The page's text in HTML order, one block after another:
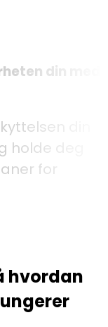
din med
din
holde deg
for
hvordan